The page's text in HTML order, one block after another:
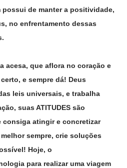
possui de manter a positividade,
no enfrentamento dessas
acesa, que aflora no coração e
e sempre dá! Deus
leis universais, e trabalha
suas ATITUDES são
consiga atingir e concretizar
sempre, crie soluções
Hoje, o
para realizar uma viagem